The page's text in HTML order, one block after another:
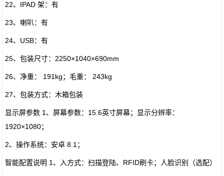
22、IPAD 架：有
23、喇叭：有
24、USB：有
25、包装尺寸：2250×1040×690mm
26、净重： 191kg；毛重： 243kg
27、包装方式：木箱包装
显示屏参数 1、屏幕参数：15.6英寸屏幕；显示分辨率：
1920×1080；
2、操作系统：安卓 8.1；
智能配置说明 1、入方式：扫描登陆、RFID刷卡；人脸识别（选配）